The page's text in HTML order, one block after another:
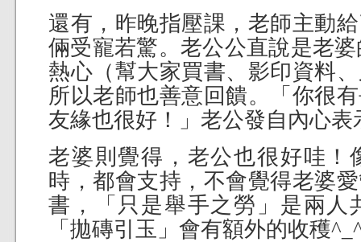
還有，昨晚指壓課，老師主動
倆受寵若驚。老公公直說是老
熱心（幫大家買書、影印資料
所以老師也善意回饋。「你很
友緣也很好！」老公發自內心表
老婆則覺得，老公也很好哇！
時，都會支持，不會覺得老婆
書，「只是舉手之勞」是兩人
「拋磚引玉」會有額外的收穫